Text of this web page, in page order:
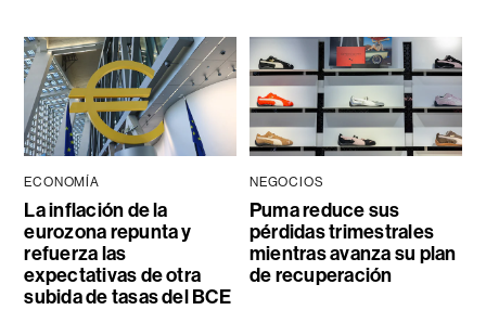
ECONOMÍA
La inflación de la
eurozona repunta y
refuerza las
expectativas de otra
subida de tasas del BCE
NEGOCIOS
Puma reduce sus
pérdidas trimestrales
mientras avanza su plan
de recuperación